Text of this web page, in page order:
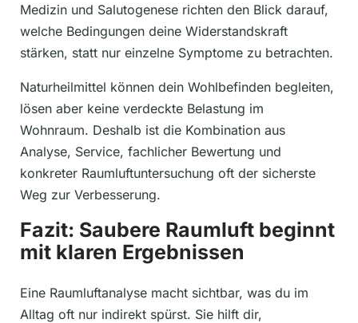
Medizin und Salutogenese richten den Blick darauf,
welche Bedingungen deine Widerstandskraft
stärken, statt nur einzelne Symptome zu betrachten.
Naturheilmittel können dein Wohlbefinden begleiten,
lösen aber keine verdeckte Belastung im
Wohnraum. Deshalb ist die Kombination aus
Analyse, Service, fachlicher Bewertung und
konkreter Raumluftuntersuchung oft der sicherste
Weg zur Verbesserung.
Fazit: Saubere Raumluft beginnt
mit klaren Ergebnissen
Eine Raumluftanalyse macht sichtbar, was du im
Alltag oft nur indirekt spürst. Sie hilft dir,